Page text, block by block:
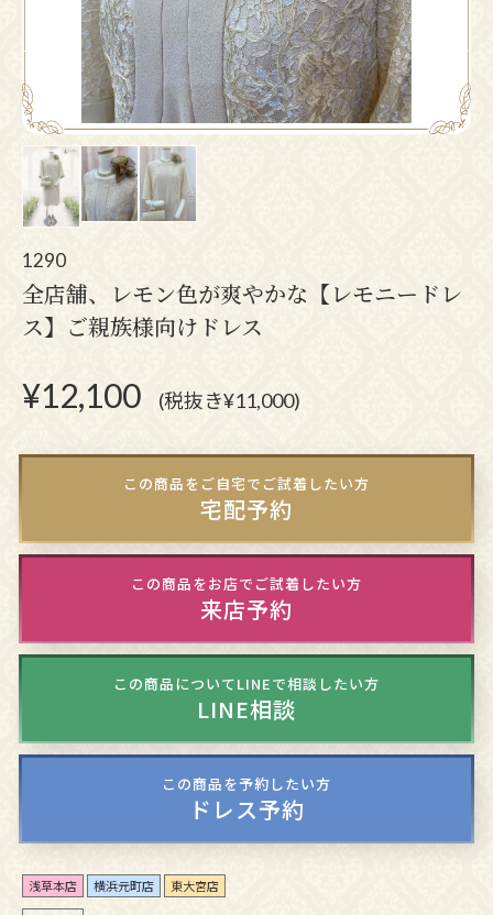
1290
全店舗、レモン色が爽やかな【レモニードレ
ス】ご親族様向けドレス
¥12,100 (税抜き¥11,000)
この商品をご自宅でご試着したい方
宅配予約
この商品をお店でご試着したい方
来店予約
この商品についてLINEで相談したい方
LINE相談
この商品を予約したい方
ドレス予約
浅草本店 横浜元町店 東大宮店